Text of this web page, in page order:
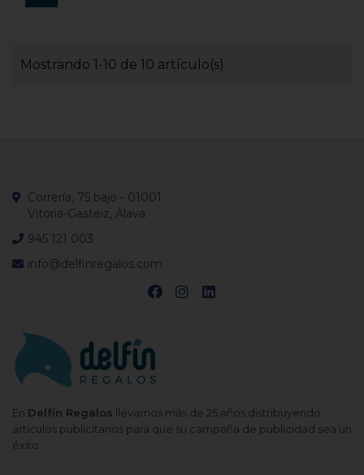
Mostrando 1-10 de 10 artículo(s)
En Delfín Regalos llevamos más de 25 años distribuyendo
artículos publicitarios para que su campaña de publicidad sea un
éxito.
Correría, 75 bajo - 01001
Vitoria-Gasteiz, Álava
945 121 003
info@delfinregalos.com